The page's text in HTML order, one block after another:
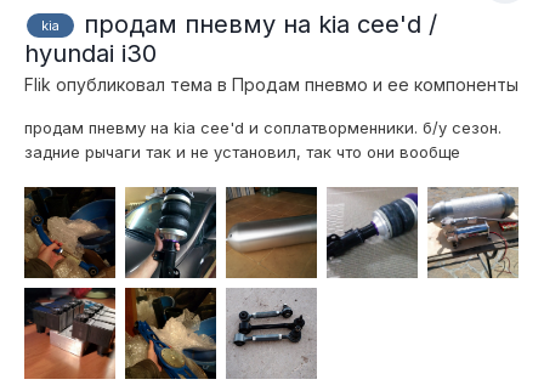
kia
продам пневму на kia cee'd /
hyundai i30
Flik опубликовал тема в Продам пневмо и ее компоненты
продам пневму на kia cee'd и соплатворменники. б/у сезон.
задние рычаги так и не установил, так что они вообще
рычагов для зада 2) бублики вкруг. Не рубена 3) Стойки
винтовые D2 Racing в 4) Опоры развальные 5) Блок кл...